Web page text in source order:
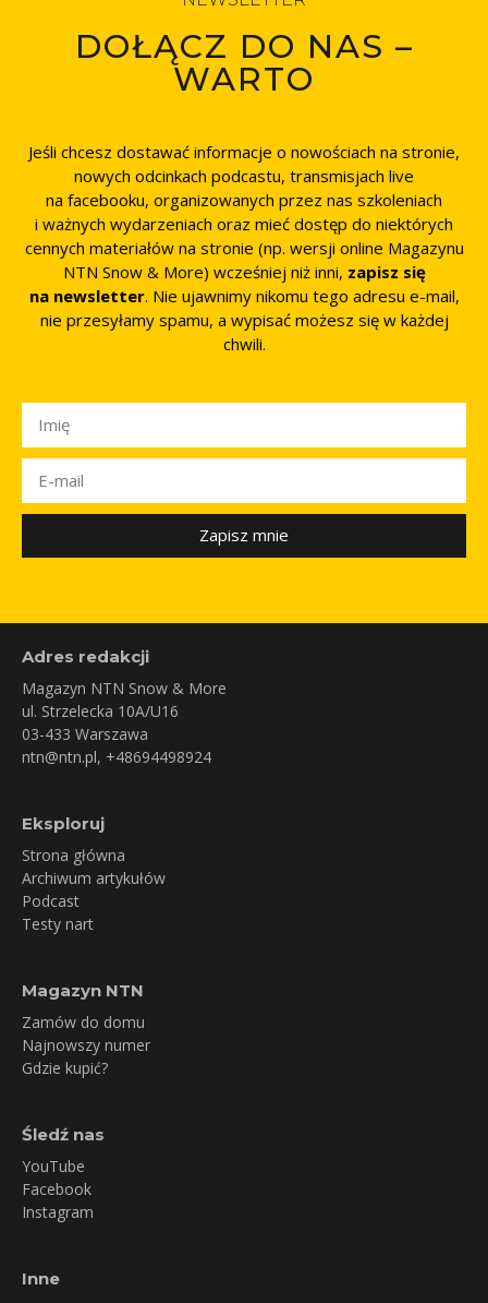
DOŁĄCZ DO NAS –
WARTO
Jeśli chcesz dostawać informacje o nowościach na stronie,
nowych odcinkach podcastu, transmisjach live
na facebooku, organizowanych przez nas szkoleniach
i ważnych wydarzeniach oraz mieć dostęp do niektórych
cennych materiałów na stronie (np. wersji online Magazynu
NTN Snow & More) wcześniej niż inni, zapisz się
na newsletter. Nie ujawnimy nikomu tego adresu e-mail,
nie przesyłamy spamu, a wypisać możesz się w każdej
chwili.
Zapisz mnie
Adres redakcji
Magazyn NTN Snow & More
ul. Strzelecka 10A/U16
03-433 Warszawa
ntn@ntn.pl, +48694498924
Eksploruj
Strona główna
Archiwum artykułów
Podcast
Testy nart
Magazyn NTN
Zamów do domu
Najnowszy numer
Gdzie kupić?
Śledź nas
YouTube
Facebook
Instagram
Inne